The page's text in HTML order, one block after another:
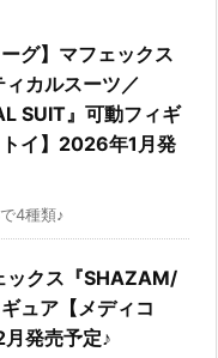
グ】マフェックス
ィカルスーツ／
SUIT』可動フィギ
イ】2026年1月発
4種類♪
ックス『SHAZAM/
ュア【メディコ
発売予定♪